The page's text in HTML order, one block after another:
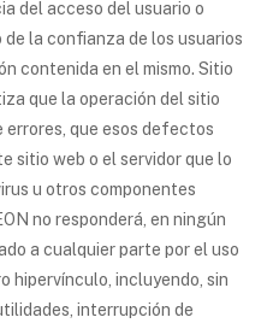
del acceso del usuario o
la confianza de los usuarios
contenida en el mismo. Sitio
que la operación del sitio
errores, que esos defectos
sitio web o el servidor que lo
u otros componentes
no responderá, en ningún
a cualquier parte por el uso
hipervínculo, incluyendo, sin
interrupción de